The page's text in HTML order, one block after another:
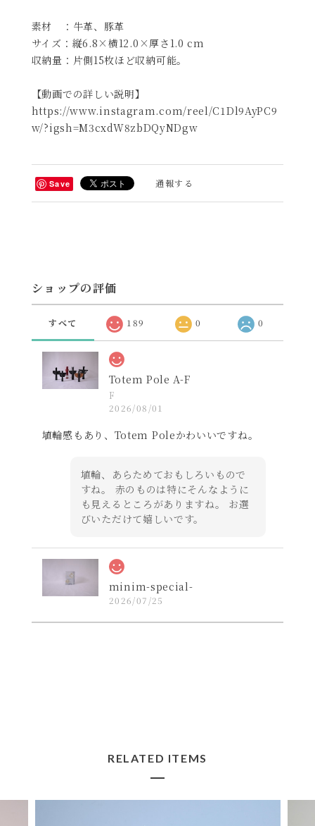
素材 ：牛革、豚革
サイズ：縦6.8×横12.0×厚さ1.0 cm
収納量：片側15枚ほど収納可能。
【動画での詳しい説明】
https://www.instagram.com/reel/C1Dl9AyPC9
w/?igsh=M3cxdW8zbDQyNDgw
Save 通報する
ショップの評価
すべて 189 0 0
Totem Pole A-F
F
2026/08/01
埴輪感もあり、Totem Poleかわいいですね。
埴輪、あらためておもしろいもので
すね。 赤のものは特にそんなように
も見えるところがありますね。 お選
びいただけて嬉しいです。
minim-special-
2026/07/25
コンパクトかつデザインの良いレザー財布を探し
RELATED ITEMS